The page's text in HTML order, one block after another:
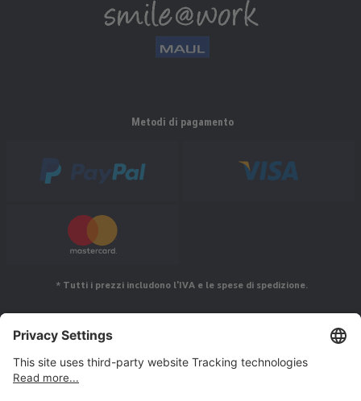
Metodi di pagamento
* Tutti i prezzi includono l'IVA e le spese di spedizione.